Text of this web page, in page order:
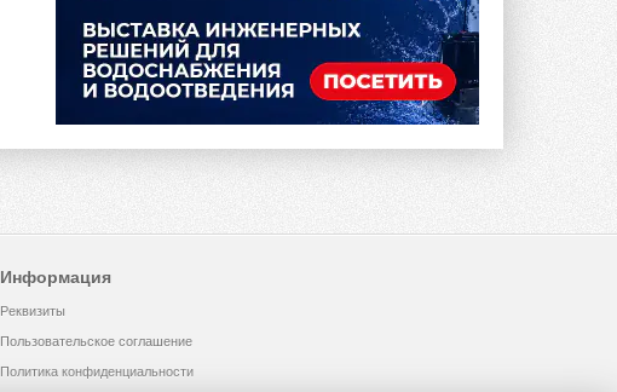
Информация
Реквизиты
Пользовательское соглашение
Политика конфиденциальности